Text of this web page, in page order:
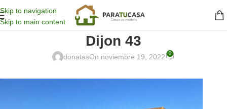
Skip to navigation
Skip to main content
Dijon 43
donatasOn noviembre 19, 2022 0